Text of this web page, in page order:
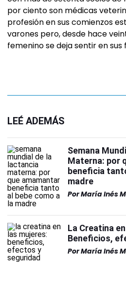
por ciento son médicas
profesión en sus comienzos
varones pero, desde hace
femenino se deja sentir en sus
LEÉ ADEMÁS
Semana
Materna: por
beneficia
madre
PorMaría Inés
La Creatina
Beneficios,
PorMaría Inés